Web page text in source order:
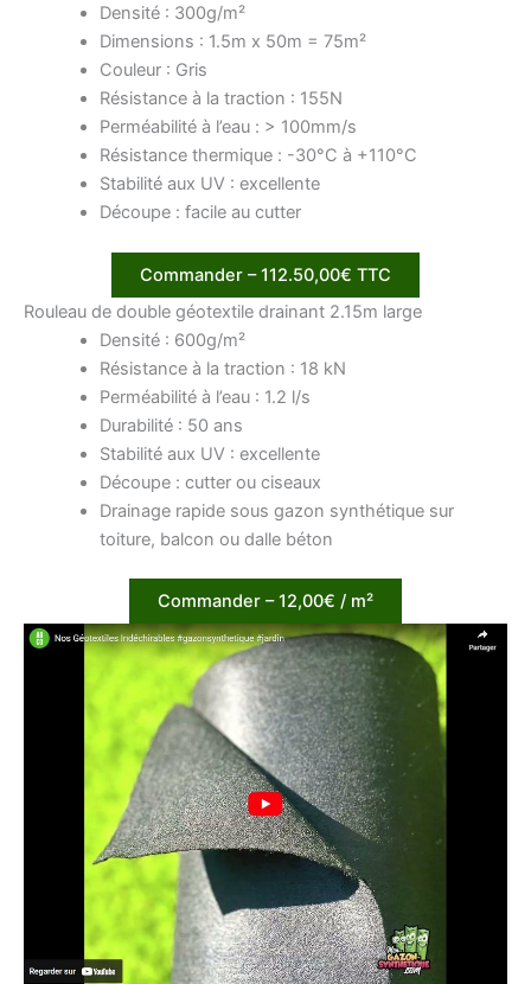
Densité : 300g/m²
Dimensions : 1.5m x 50m = 75m²
Couleur : Gris
Résistance à la traction : 155N
Perméabilité à l’eau : > 100mm/s
Résistance thermique : -30°C à +110°C
Stabilité aux UV : excellente
Découpe : facile au cutter
Commander – 112.50,00€ TTC
Rouleau de double géotextile drainant 2.15m large
Densité : 600g/m²
Résistance à la traction : 18 kN
Perméabilité à l’eau : 1.2 l/s
Durabilité : 50 ans
Stabilité aux UV : excellente
Découpe : cutter ou ciseaux
Drainage rapide sous gazon synthétique sur
toiture, balcon ou dalle béton
Commander – 12,00€ / m²